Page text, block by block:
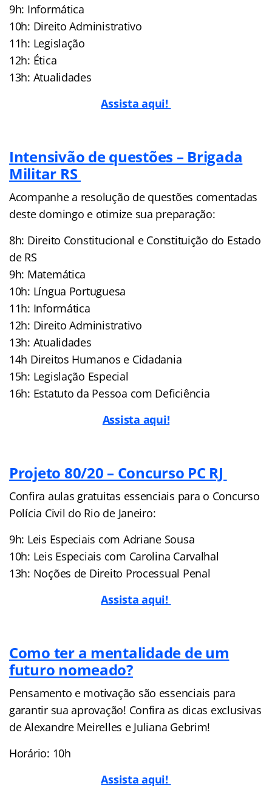
9h: Informática
10h: Direito Administrativo
11h: Legislação
12h: Ética
13h: Atualidades
Assista aqui!
Intensivão de questões – Brigada
Militar RS
Acompanhe a resolução de questões comentadas
deste domingo e otimize sua preparação:
8h: Direito Constitucional e Constituição do Estado
de RS
9h: Matemática
10h: Língua Portuguesa
11h: Informática
12h: Direito Administrativo
13h: Atualidades
14h Direitos Humanos e Cidadania
15h: Legislação Especial
16h: Estatuto da Pessoa com Deficiência
Assista aqui!
Projeto 80/20 – Concurso PC RJ
Confira aulas gratuitas essenciais para o Concurso
Polícia Civil do Rio de Janeiro:
9h: Leis Especiais com Adriane Sousa
10h: Leis Especiais com Carolina Carvalhal
13h: Noções de Direito Processual Penal
Assista aqui!
Como ter a mentalidade de um
futuro nomeado?
Pensamento e motivação são essenciais para
garantir sua aprovação! Confira as dicas exclusivas
de Alexandre Meirelles e Juliana Gebrim!
Horário: 10h
Assista aqui!